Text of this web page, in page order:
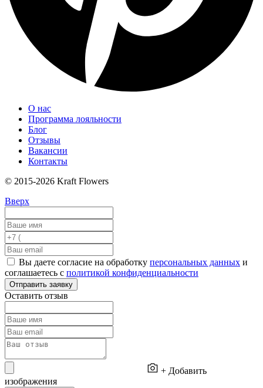
О нас
Программа лояльности
Блог
Отзывы
Вакансии
Контакты
© 2015-2026 Kraft Flowers
Вверх
Вы даете согласие на обработку персональных данных и
соглашаетесь с политикой конфиденциальности
Отправить заявку
Оставить отзыв
+ Добавить
изображения